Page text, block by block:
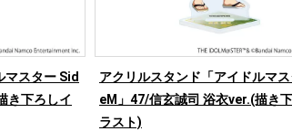
マスター Sid
き下ろしイ
アクリルスタンド「アイドルマス
eM」47/信玄誠司 浴衣ver.(描き
ラスト)